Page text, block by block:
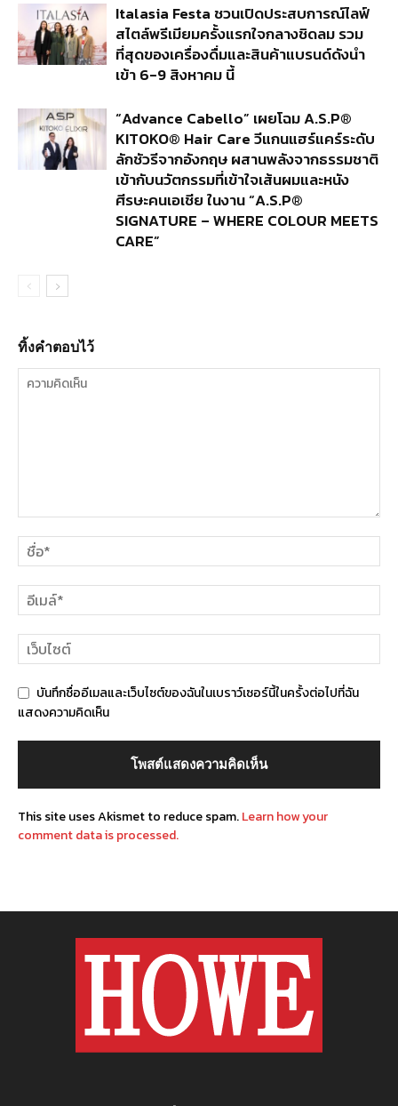
Italasia Festa ชวนเปิดประสบการณ์ไลฟ์
สไตล์พรีเมียมครั้งแรกใจกลางชิดลม รวม
ที่สุดของเครื่องดื่มและสินค้าแบรนด์ดังนำ
เข้า 6-9 สิงหาคม นี้
“Advance Cabello” เผยโฉม A.S.P®
KITOKO® Hair Care วีแกนแฮร์แคร์ระดับ
ลักชัวรีจากอังกฤษ ผสานพลังจากธรรมชาติ
เข้ากับนวัตกรรมที่เข้าใจเส้นผมและหนัง
ศีรษะคนเอเชีย ในงาน “A.S.P®
SIGNATURE – WHERE COLOUR MEETS
CARE”
ทิ้งคำตอบไว้
บันทึกชื่ออีเมลและเว็บไซต์ของฉันในเบราว์เซอร์นี้ในครั้งต่อไปที่ฉัน
แสดงความคิดเห็น
This site uses Akismet to reduce spam.Learn how your
comment data is processed.